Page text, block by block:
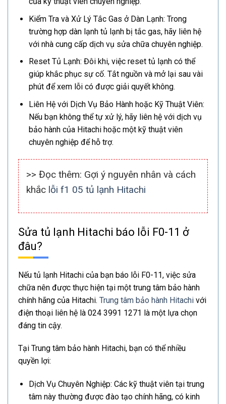
Kiểm Tra và Xử Lý Tắc Gas ở Dàn Lạnh: Trong
trường hợp dàn lạnh tủ lạnh bị tắc gas, hãy liên hệ
với nhà cung cấp dịch vụ sửa chữa chuyên nghiệp.
Reset Tủ Lạnh: Đôi khi, việc reset tủ lạnh có thể
giúp khắc phục sự cố. Tắt nguồn và mở lại sau vài
phút để xem lỗi có được giải quyết không.
Liên Hệ với Dịch Vụ Bảo Hành hoặc Kỹ Thuật Viên:
Nếu bạn không thể tự xử lý, hãy liên hệ với dịch vụ
bảo hành của Hitachi hoặc một kỹ thuật viên
chuyên nghiệp để hỗ trợ.
>> Đọc thêm: Gợi ý nguyên nhân và cách
khắc lỗi f1 05 tủ lạnh Hitachi
Sửa tủ lạnh Hitachi báo lỗi F0-11 ở
đâu?
Nếu tủ lạnh Hitachi của bạn báo lỗi F0-11, việc sửa
chữa nên được thực hiện tại một trung tâm bảo hành
chính hãng của Hitachi. Trung tâm bảo hành Hitachi với
điện thoại liên hệ là 024 3991 1271 là một lựa chọn
đáng tin cậy.
Tại Trung tâm bảo hành Hitachi, bạn có thể nhiều
quyền lợi:
Dịch Vụ Chuyên Nghiệp: Các kỹ thuật viên tại trung
tâm này thường được đào tạo chính hãng, có kinh